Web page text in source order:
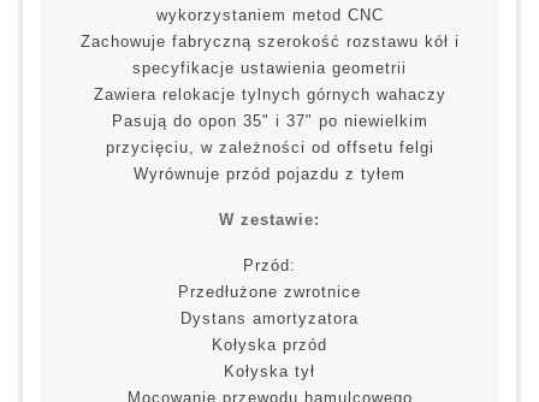
wykorzystaniem metod CNC
Zachowuje fabryczną szerokość rozstawu kół i
specyfikacje ustawienia geometrii
Zawiera relokacje tylnych górnych wahaczy
Pasują do opon 35" i 37" po niewielkim
przycięciu, w zależności od offsetu felgi
Wyrównuje przód pojazdu z tyłem
W zestawie:
Przód:
Przedłużone zwrotnice
Dystans amortyzatora
Kołyska przód
Kołyska tył
Mocowanie przewodu hamulcowego